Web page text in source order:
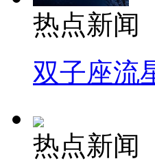
热点新闻
双子座流
热点新闻